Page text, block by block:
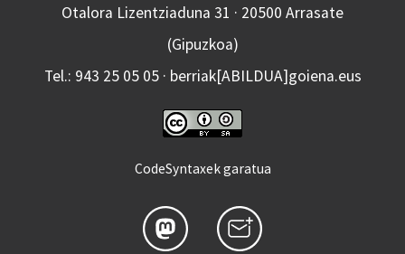
Otalora Lizentziaduna 31 · 20500 Arrasate
(Gipuzkoa)
Tel.: 943 25 05 05 · berriak[ABILDUA]goiena.eus
CodeSyntaxek garatua